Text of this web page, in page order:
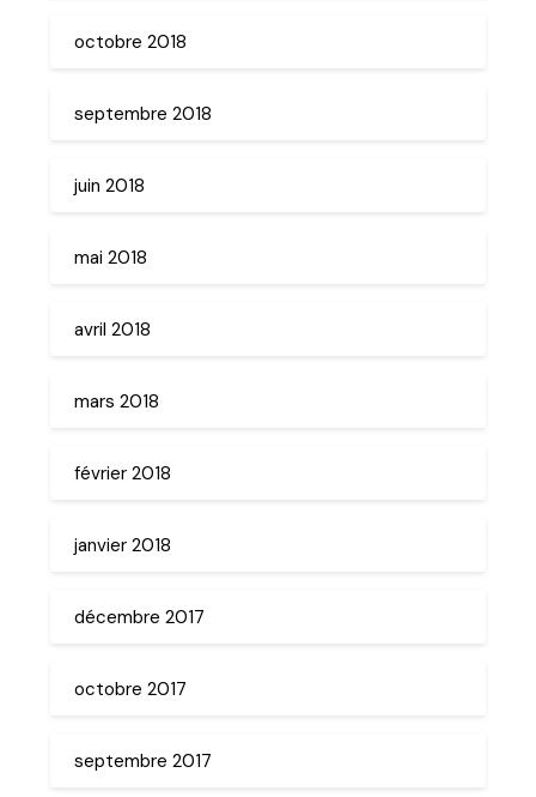
octobre 2018
septembre 2018
juin 2018
mai 2018
avril 2018
mars 2018
février 2018
janvier 2018
décembre 2017
octobre 2017
septembre 2017